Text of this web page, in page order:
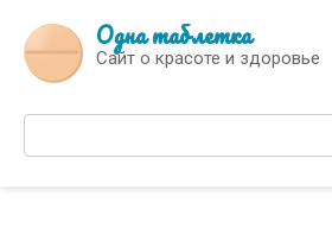
контенту
Одна таблетка
Сайт о красоте и здоровье
Поиск: